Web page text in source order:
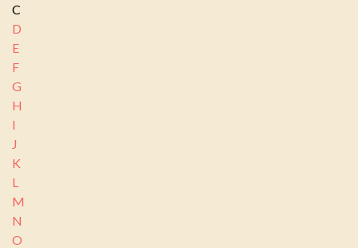
C
D
E
F
G
H
I
J
K
L
M
N
O